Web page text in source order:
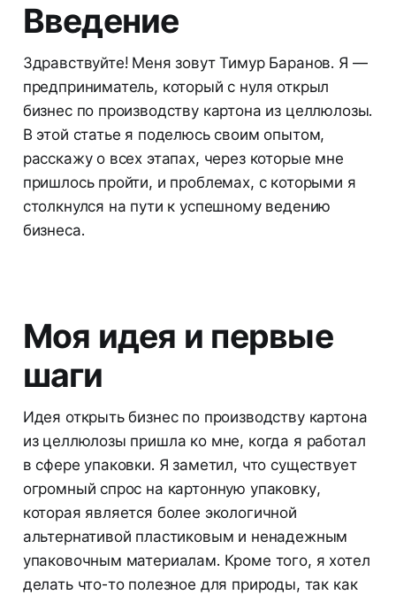
Введение
Здравствуйте! Меня зовут Тимур Баранов. Я —
предприниматель, который с нуля открыл
бизнес по производству картона из целлюлозы.
В этой статье я поделюсь своим опытом,
расскажу о всех этапах, через которые мне
пришлось пройти, и проблемах, с которыми я
столкнулся на пути к успешному ведению
бизнеса.
Моя идея и первые
шаги
Идея открыть бизнес по производству картона
из целлюлозы пришла ко мне, когда я работал
в сфере упаковки. Я заметил, что существует
огромный спрос на картонную упаковку,
которая является более экологичной
альтернативой пластиковым и ненадежным
упаковочным материалам. Кроме того, я хотел
делать что-то полезное для природы, так как